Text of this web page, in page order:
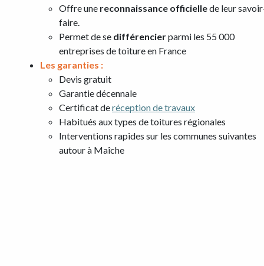
Offre une reconnaissance officiellede leur
faire.
Permet de se différencierparmi les 55 000
entreprises de toiture en France
Les garanties :
Devis gratuit
Garantie décennale
Certificat deréception de travaux
Habitués aux types de toitures régionales
Interventions rapides sur les communes suivantes
autour à Maîche